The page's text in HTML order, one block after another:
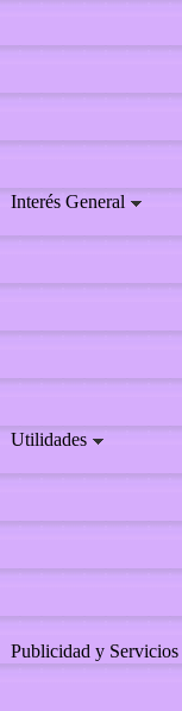
Interés General
Utilidades
Publicidad y Servicios